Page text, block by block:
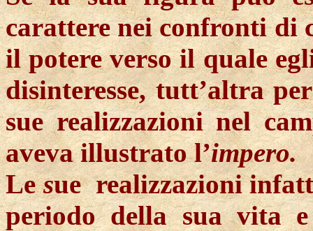
carattere nei confronti di
il potere verso il quale
disinteresse, tutt’altra
sue realizzazioni nel
aveva illustrato l’impero.
Lesue realizzazioni
periodo della sua vita